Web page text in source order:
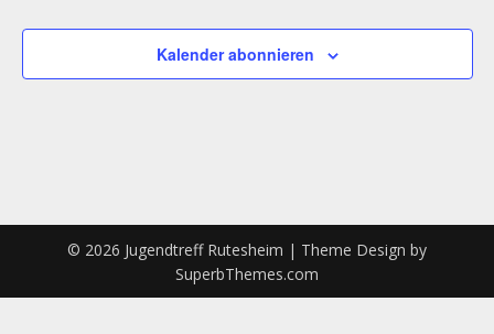
Kalender abonnieren
© 2026 Jugendtreff Rutesheim | Theme Design by
SuperbThemes.com